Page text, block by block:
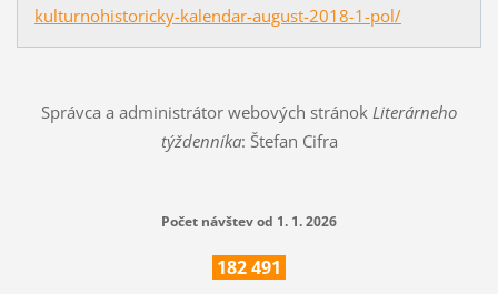
kulturnohistoricky-kalendar-august-2018-1-pol/
Správca a administrátor webových stránok Literárneho
týždenníka: Štefan Cifra
Počet návštev od 1. 1. 2026
182491